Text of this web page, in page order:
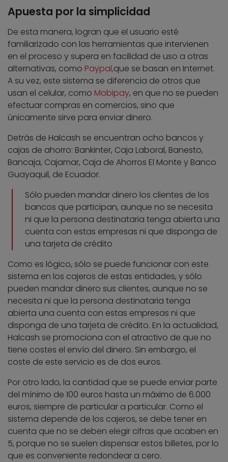
Apuesta por la simplicidad
De esta manera, logran que el usuario esté
familiarizado con las herramientas que intervienen
en el proceso y supera en facilidad de uso a otras
alternativas, como Paypal,que se basan en Internet.
A su vez, este sistema se diferencia de otros que
usan el celular, como Mobipay, en que no se pueden
efectuar compras en comercios, sino que
únicamente sirve para enviar dinero.
Detrás de Halcash se encuentran ocho bancos y
cajas de ahorro: Bankinter, Caja Laboral, Banesto,
Bancaja, Cajamar, Caja de Ahorros El Monte y Banco
Guayaquil, de Ecuador.
Sólo pueden mandar dinero los clientes de los
bancos que participan, aunque no se necesita
ni que la persona destinataria tenga abierta una
cuenta con estas empresas ni que disponga de
una tarjeta de crédito
Como es lógico, sólo se puede funcionar con este
sistema en los cajeros de estas entidades, y sólo
pueden mandar dinero sus clientes, aunque no se
necesita ni que la persona destinataria tenga
abierta una cuenta con estas empresas ni que
disponga de una tarjeta de crédito. En la actualidad,
Halcash se promociona con el atractivo de que no
tiene costes el envío del dinero. Sin embargo, el
coste de este servicio es de dos euros.
Por otro lado, la cantidad que se puede enviar parte
del mínimo de 100 euros hasta un máximo de 6.000
euros, siempre de particular a particular. Como el
sistema depende de los cajeros, se debe tener en
cuenta que no se deben elegir cifras que acaben en
5, porque no se suelen dispensar estos billetes, por lo
que es conveniente redondear a cero.